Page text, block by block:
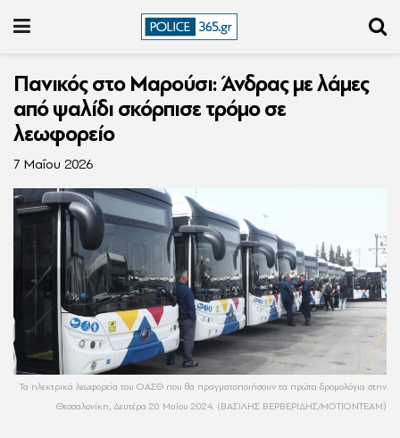
Πανικός στο Μαρούσι: Άνδρας με λάμες
από ψαλίδι σκόρπισε τρόμο σε
λεωφορείο
7 Μαΐου 2026
Τα ηλεκτρικά λεωφορεία του ΟΑΣΘ που θα πραγματοποιήσουν τα πρώτα δρομολόγια στην
Θεσσαλονίκη, Δευτέρα 20 Μαΐου 2024. (ΒΑΣΙΛΗΣ ΒΕΡΒΕΡΙΔΗΣ/ΜΟΤΙΟΝΤΕΑΜ)